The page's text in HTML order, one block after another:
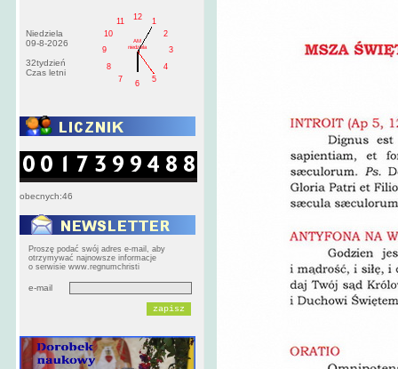
Niedziela
09-8-2026
32tydzień
Czas letni
1
2
3
4
5
6
7
8
9
10
11
12
AM
niedziela
obecnych:46
Proszę podać swój adres e-mail, aby
otrzymywać najnowsze informacje
o serwisie www.regnumchristi
e-mail